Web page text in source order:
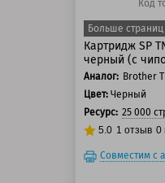
Код
Больше страниц
Картридж SP
черный (с
Аналог: Brother
Цвет: Черный
Ресурс: 25 000
5.0 1 отзыв 0
Совместим с